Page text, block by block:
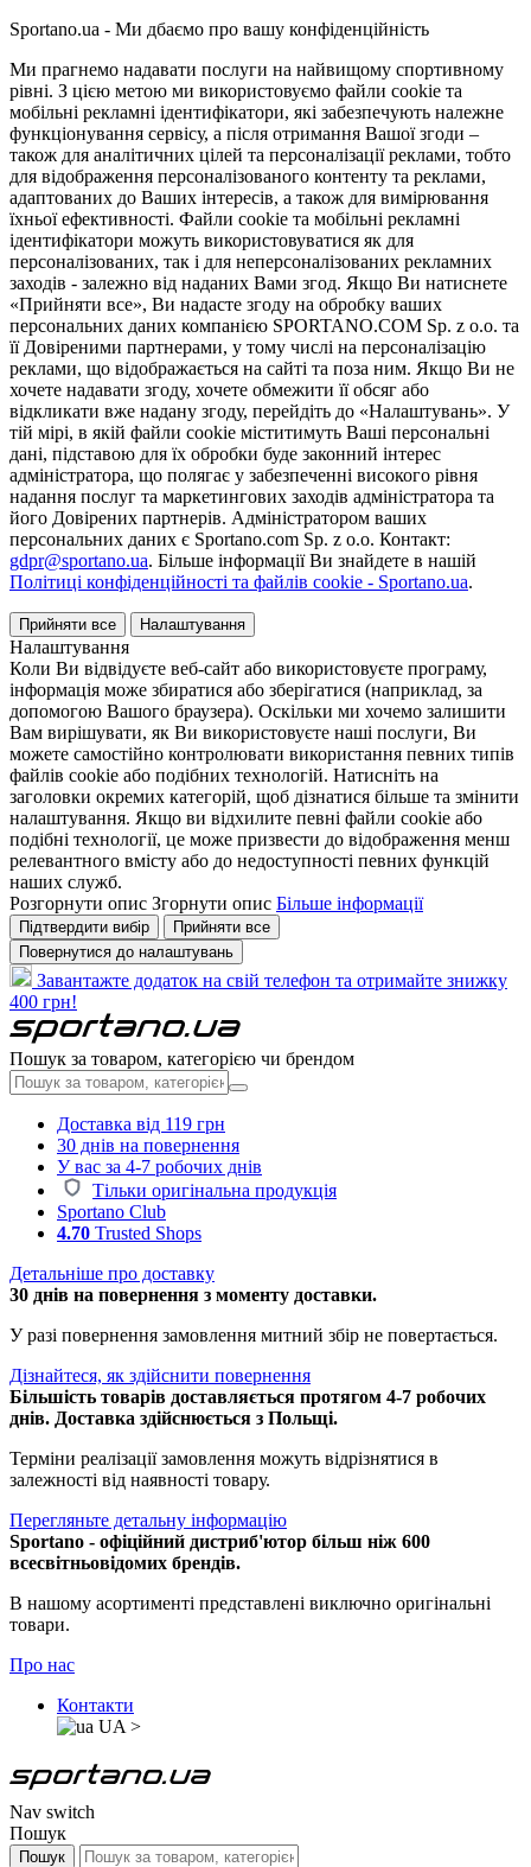
Sportano.ua - Ми дбаємо про вашу конфіденційність
Ми прагнемо надавати послуги на найвищому спортивному
рівні. З цією метою ми використовуємо файли cookie та
мобільні рекламні ідентифікатори, які забезпечують належне
функціонування сервісу, а після отримання Вашої згоди –
також для аналітичних цілей та персоналізації реклами, тобто
для відображення персоналізованого контенту та реклами,
адаптованих до Ваших інтересів, а також для вимірювання
їхньої ефективності. Файли cookie та мобільні рекламні
ідентифікатори можуть використовуватися як для
персоналізованих, так і для неперсоналізованих рекламних
заходів - залежно від наданих Вами згод. Якщо Ви натиснете
«Прийняти все», Ви надасте згоду на обробку ваших
персональних даних компанією SPORTANO.COM Sp. z o.o. та
її Довіреними партнерами, у тому числі на персоналізацію
реклами, що відображається на сайті та поза ним. Якщо Ви не
хочете надавати згоду, хочете обмежити її обсяг або
відкликати вже надану згоду, перейдіть до «Налаштувань». У
тій мірі, в якій файли cookie міститимуть Ваші персональні
дані, підставою для їх обробки буде законний інтерес
адміністратора, що полягає у забезпеченні високого рівня
надання послуг та маркетингових заходів адміністратора та
його Довірених партнерів. Адміністратором ваших
персональних даних є Sportano.com Sp. z o.o. Контакт:
gdpr@sportano.ua. Більше інформації Ви знайдете в нашій
Політиці конфіденційності та файлів cookie - Sportano.ua.
Прийняти все Налаштування
Налаштування
Коли Ви відвідуєте веб-сайт або використовуєте програму,
інформація може збиратися або зберігатися (наприклад, за
допомогою Вашого браузера). Оскільки ми хочемо залишити
Вам вирішувати, як Ви використовуєте наші послуги, Ви
можете самостійно контролювати використання певних типів
файлів cookie або подібних технологій. Натисніть на
заголовки окремих категорій, щоб дізнатися більше та змінити
налаштування. Якщо ви відхилите певні файли cookie або
подібні технології, це може призвести до відображення менш
релевантного вмісту або до недоступності певних функцій
наших служб.
Розгорнути опис Згорнути опис Більше інформації
Підтвердити вибір
Прийняти все
Повернутися до налаштувань
Завантажте додаток на свій телефон та отримайте знижку
400 грн!
Пошук за товаром, категорією чи брендом
Доставка від 119 грн
30 днів на повернення
У вас за 4-7 робочих днів
Тільки оригінальна продукція
Sportano Club
4.70 Trusted Shops
Детальніше про доставку
30 днів на повернення з моменту доставки.
У разі повернення замовлення митний збір не повертається.
Дізнайтеся, як здійснити повернення
Більшість товарів доставляється протягом 4-7 робочих
днів. Доставка здійснюється з Польщі.
Терміни реалізації замовлення можуть відрізнятися в
залежності від наявності товару.
Перегляньте детальну інформацію
Sportano - офіційний дистриб'ютор більш ніж 600
всесвітньовідомих брендів.
В нашому асортименті представлені виключно оригінальні
товари.
Про нас
Контакти
UA >
Nav switch
Пошук
Пошук